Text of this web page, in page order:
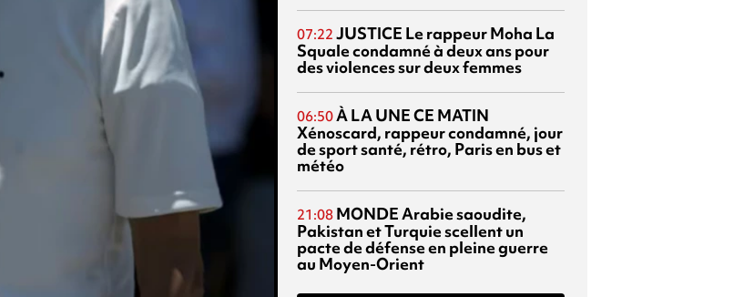
07:22 JUSTICE Le rappeur Moha La
Squale condamné à deux ans pour
des violences sur deux femmes
06:50À LA UNE CE MATIN
Xénoscard, rappeur condamné, jour
de sport santé, rétro, Paris en bus et
météo
21:08 MONDEArabie saoudite,
Pakistan et Turquie scellent un
pacte de défense en pleine guerre
au Moyen-Orient